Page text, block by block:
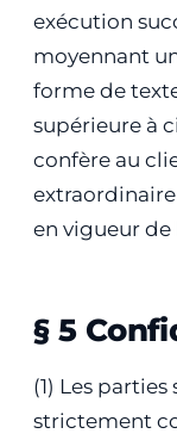
exécution
moyennant
forme de
supérieure à
confère au
en vigueur
§ 5
(1) Les
strictement